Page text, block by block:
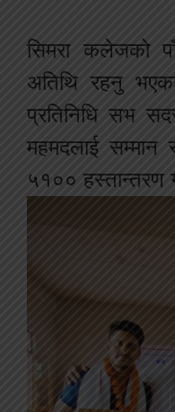
सिमरा कलेजको
अतिथि रहनु
प्रतिनिधि सभ
महमदलाई सम्मान
५१०० हस्तान्तरण